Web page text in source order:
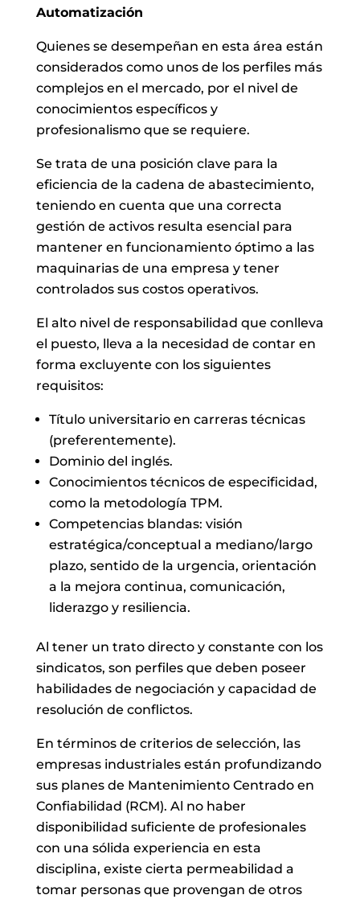
Automatización
Quienes se desempeñan en esta área están
considerados como unos de los perfiles más
complejos en el mercado, por el nivel de
conocimientos específicos y
profesionalismo que se requiere.
Se trata de una posición clave para la
eficiencia de la cadena de abastecimiento,
teniendo en cuenta que una correcta
gestión de activos resulta esencial para
mantener en funcionamiento óptimo a las
maquinarias de una empresa y tener
controlados sus costos operativos.
El alto nivel de responsabilidad que conlleva
el puesto, lleva a la necesidad de contar en
forma excluyente con los siguientes
requisitos:
Título universitario en carreras técnicas
(preferentemente).
Dominio del inglés.
Conocimientos técnicos de especificidad,
como la metodología TPM.
Competencias blandas: visión
estratégica/conceptual a mediano/largo
plazo, sentido de la urgencia, orientación
a la mejora continua, comunicación,
liderazgo y resiliencia.
Al tener un trato directo y constante con los
sindicatos, son perfiles que deben poseer
habilidades de negociación y capacidad de
resolución de conflictos.
En términos de criterios de selección, las
empresas industriales están profundizando
sus planes de Mantenimiento Centrado en
Confiabilidad (RCM). Al no haber
disponibilidad suficiente de profesionales
con una sólida experiencia en esta
disciplina, existe cierta permeabilidad a
tomar personas que provengan de otros